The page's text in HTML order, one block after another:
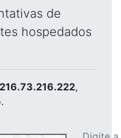
de
hospedados
216.73.216.222,